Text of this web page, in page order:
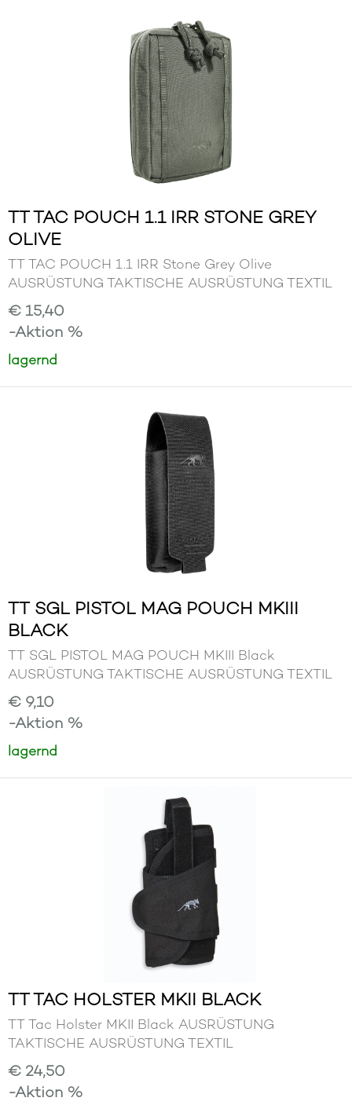
TT TAC POUCH 1.1 IRR STONE GREY
OLIVE
TT TAC POUCH 1.1 IRR Stone Grey Olive
AUSRÜSTUNG TAKTISCHE AUSRÜSTUNG TEXTIL
€ 15,40
-Aktion %
lagernd
TT SGL PISTOL MAG POUCH MKIII
BLACK
TT SGL PISTOL MAG POUCH MKIII Black
AUSRÜSTUNG TAKTISCHE AUSRÜSTUNG TEXTIL
€ 9,10
-Aktion %
lagernd
TT TAC HOLSTER MKII BLACK
TT Tac Holster MKII Black AUSRÜSTUNG
TAKTISCHE AUSRÜSTUNG TEXTIL
€ 24,50
-Aktion %